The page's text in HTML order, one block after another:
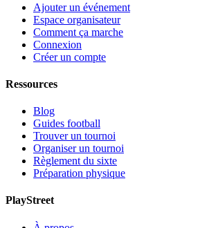
Ajouter un événement
Espace organisateur
Comment ça marche
Connexion
Créer un compte
Ressources
Blog
Guides football
Trouver un tournoi
Organiser un tournoi
Règlement du sixte
Préparation physique
PlayStreet